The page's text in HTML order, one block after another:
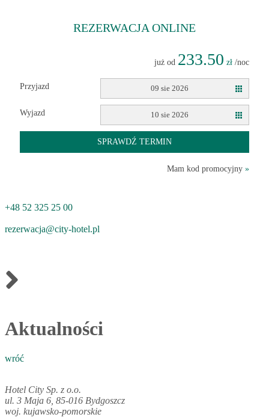
REZERWACJA ONLINE
już od 233.50 zł /noc
Przyjazd 09 sie 2026
Wyjazd 10 sie 2026
SPRAWDŹ TERMIN
Mam kod promocyjny »
+48 52 325 25 00
rezerwacja@city-hotel.pl
Aktualności
wróć
Hotel City Sp. z o.o.
ul. 3 Maja 6, 85-016 Bydgoszcz
woj. kujawsko-pomorskie